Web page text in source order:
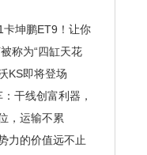
卡坤鹏ET9！让你
称为“四缸天花
KS即将登场
干线创富利器，
，运输不累
力的价值远不止